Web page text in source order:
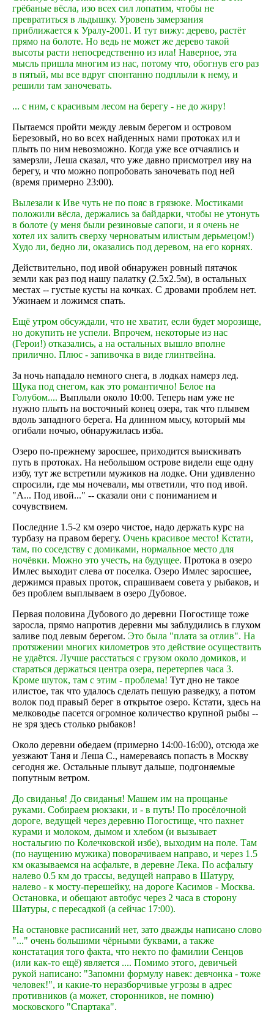
грёбаные вёсла, изо всех сил лопатим, чтобы не
превратиться в льдышку. Уровень замерзания
приближается к Уралу-2001. И тут вижу: дерево, растёт
прямо на болоте. Но ведь не может же дерево такой
высоты расти непосредственно из ила! Наверное, эта
мысль пришла многим из нас, потому что, обогнув его раз
в пятый, мы все вдруг спонтанно подплыли к нему, и
решили там заночевать.
... с ним, с красивым лесом на берегу - не до жиру!
Пытаемся пройти между левым берегом и островом
Березовый, но во всех найденных нами протоках ил и
плыть по ним невозможно. Когда уже все отчаялись и
замерзли, Леша сказал, что уже давно присмотрел иву на
берегу, и что можно попробовать заночевать под ней
(время примерно 23:00).
Вылезали к Иве чуть не по пояс в грязюке. Мостиками
положили вёсла, держались за байдарки, чтобы не утонуть
в болоте (у меня были резиновые сапоги, и я очень не
хотел их залить сверху черноватым илистым дерьмецом!)
Худо ли, бедно ли, оказались под деревом, на его корнях.
Действительно, под ивой обнаружен ровный пятачок
земли как раз под нашу палатку (2.5х2.5м), в остальных
местах -- густые кусты на кочках. С дровами проблем нет.
Ужинаем и ложимся спать.
Ещё утром обсуждали, что не хватит, если будет морозище,
но докупить не успели. Впрочем, некоторые из нас
(Герои!) отказались, а на остальных вышло вполне
прилично. Плюс - запивочка в виде глинтвейна.
За ночь нападало немного снега, в лодках намерз лед.
Щука под снегом, как это романтично! Белое на
Голубом.... Выплыли около 10:00. Теперь нам уже не
нужно плыть на восточный конец озера, так что плывем
вдоль западного берега. На длинном мысу, который мы
огибали ночью, обнаружилась изба.
Озеро по-прежнему заросшее, приходится выискивать
путь в протоках. На небольшом острове видели еще одну
избу, тут же встретили мужиков на лодке. Они удивленно
спросили, где мы ночевали, мы ответили, что под ивой.
"А... Под ивой..." -- сказали они с пониманием и
сочувствием.
Последние 1.5-2 км озеро чистое, надо держать курс на
турбазу на правом берегу. Очень красивое место! Кстати,
там, по соседству с домиками, нормальное место для
ночёвки. Можно это учесть, на будущее. Протока в озеро
Имлес выходит слева от поселка. Озеро Имлес заросшее,
держимся правых проток, спрашиваем совета у рыбаков, и
без проблем выплываем в озеро Дубовое.
Первая половина Дубового до деревни Погостище тоже
заросла, прямо напротив деревни мы заблудились в глухом
заливе под левым берегом. Это была "плата за отлив". На
протяжении многих километров это действие осуществить
не удаётся. Лучше расстаться с грузом около домиков, и
стараться держаться центра озера, перетерпев часа 3.
Кроме шуток, там с этим - проблема! Тут дно не такое
илистое, так что удалось сделать пешую разведку, а потом
волок под правый берег в открытое озеро. Кстати, здесь на
мелководье пасется огромное количество крупной рыбы --
не зря здесь столько рыбаков!
Около деревни обедаем (примерно 14:00-16:00), отсюда же
уезжают Таня и Леша С., намереваясь попасть в Москву
сегодня же. Остальные плывут дальше, подгоняемые
попутным ветром.
До свиданья! До свиданья! Машем им на прощанье
руками. Собираем рюкзаки, и - в путь! По просёлочной
дороге, ведущей через деревню Погостище, что пахнет
курами и молоком, дымом и хлебом (и вызывает
ностальгию по Колечковской избе), выходим на поле. Там
(по наущению мужика) поворачиваем направо, и через 1.5
км оказываемся на асфальте, в деревне Лека. По асфальту
налево 0.5 км до трассы, ведущей направо в Шатуру,
налево - к мосту-перешейку, на дороге Касимов - Москва.
Остановка, и обещают автобус через 2 часа в сторону
Шатуры, с пересадкой (а сейчас 17:00).
На остановке расписаний нет, зато дважды написано слово
"..." очень большими чёрными буквами, а также
констатация того факта, что некто по фамилии Сенцов
(или как-то ещё) является .... Помимо этого, девичьей
рукой написано: "Запомни формулу навек: девчонка - тоже
человек!", и какие-то неразборчивые угрозы в адрес
противников (а может, сторонников, не помню)
московского "Спартака".